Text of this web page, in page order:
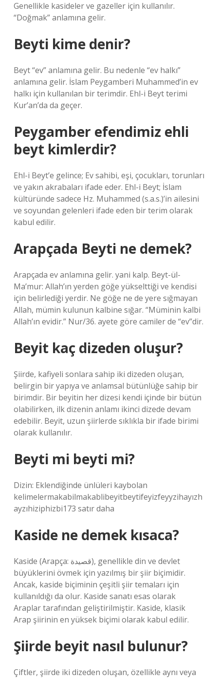
Genellikle kasideler ve gazeller için kullanılır.
“Doğmak” anlamına gelir.
Beyti kime denir?
Beyt “ev” anlamına gelir. Bu nedenle “ev halkı”
anlamına gelir. İslam Peygamberi Muhammed’in ev
halkı için kullanılan bir terimdir. Ehl-i Beyt terimi
Kur’an’da da geçer.
Peygamber efendimiz ehli
beyt kimlerdir?
Ehl-i Beyt’e gelince; Ev sahibi, eşi, çocukları, torunları
ve yakın akrabaları ifade eder. Ehl-i Beyt; İslam
kültüründe sadece Hz. Muhammed (s.a.s.)’in ailesini
ve soyundan gelenleri ifade eden bir terim olarak
kabul edilir.
Arapçada Beyti ne demek?
Arapçada ev anlamına gelir. yani kalp. Beyt-ül-
Ma’mur: Allah’ın yerden göğe yükselttiği ve kendisi
için belirlediği yerdir. Ne göğe ne de yere sığmayan
Allah, mümin kulunun kalbine sığar. “Müminin kalbi
Allah’ın evidir.” Nur/36. ayete göre camiler de “ev”dir.
Beyit kaç dizeden oluşur?
Şiirde, kafiyeli sonlara sahip iki dizeden oluşan,
belirgin bir yapıya ve anlamsal bütünlüğe sahip bir
birimdir. Bir beyitin her dizesi kendi içinde bir bütün
olabilirken, ilk dizenin anlamı ikinci dizede devam
edebilir. Beyit, uzun şiirlerde sıklıkla bir ifade birimi
olarak kullanılır.
Beyti mi beyti mi?
Dizin: Eklendiğinde ünlüleri kaybolan
kelimelermakabilmakablibeyitbeytifeyizfeyyzihayızh
ayzıhiziphizbi173 satır daha
Kaside ne demek kısaca?
Kaside (Arapça: قصيدة), genellikle din ve devlet
büyüklerini övmek için yazılmış bir şiir biçimidir.
Ancak, kaside biçiminin çeşitli şiir temaları için
kullanıldığı da olur. Kaside sanatı esas olarak
Araplar tarafından geliştirilmiştir. Kaside, klasik
Arap şiirinin en yüksek biçimi olarak kabul edilir.
Şiirde beyit nasıl bulunur?
Çiftler, şiirde iki dizeden oluşan, özellikle aynı veya